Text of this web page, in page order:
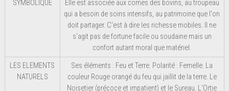
SYMBOLIQUE
Elle est associée aux cornes des bovins, au troupeau
qui a besoin de soins intensifs, au patrimoine que l'on
doit partager. C'est à dire les richesse mobiles. Il ne
s'agit pas de fortune facile ou soudaine mais un
confort autant moral que matériel.
LES ELEMENTS
NATURELS
Ses éléments : Feu et Terre. Polarité : Femelle. La
couleur Rouge orangé du feu qui jaillit de la terre. Le
Noisetier (précoce et impatient) et le Sureau. L'Ortie